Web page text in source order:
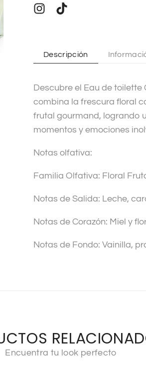
r
i
e
:
Descripción
Descubre el Eau de
combina la frescura floral
frutal gourmand, logrando
momentos y emociones
Notas olfativa:
Familia Olfativa: Floral
Notas de Salida: Leche,
Notas de Corazón: Miel y
Notas de Fondo: Vainilla,
Encuentra tu look perfecto